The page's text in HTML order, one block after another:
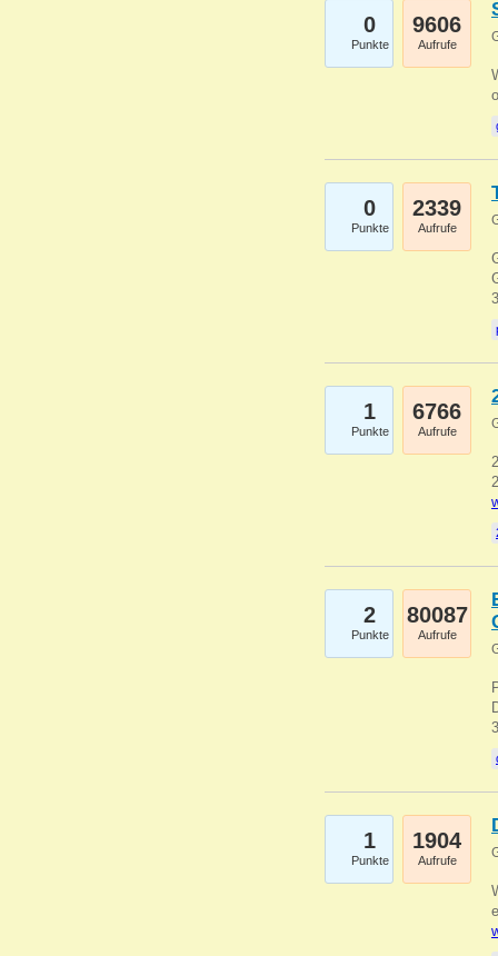
0
Punkte
9606
Aufrufe
0
Punkte
2339
Aufrufe
1
Punkte
6766
Aufrufe
2
Punkte
80087
Aufrufe
1
Punkte
1904
Aufrufe